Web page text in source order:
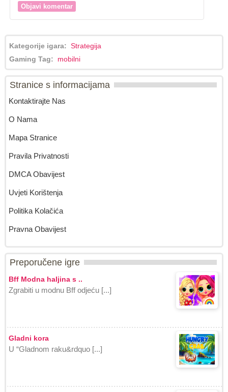
Kategorije igara: Strategija
Gaming Tag: mobilni
Stranice s informacijama
Kontaktirajte Nas
O Nama
Mapa Stranice
Pravila Privatnosti
DMCA Obavijest
Uvjeti Korištenja
Politika Kolačića
Pravna Obavijest
Preporučene igre
Bff Modna haljina s ..
Zgrabiti u modnu Bff odjeću [...]
Gladni kora
U “Gladnom raku&rdquo [...]